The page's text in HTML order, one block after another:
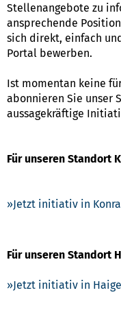
Stellenangebote zu
ansprechende
sich direkt, einfach
Portal bewerben.
Ist momentan keine
abonnieren Sie unser
aussagekräftige
Für unseren Standort
Jetzt initiativ in
Für unseren Standort
Jetzt initiativ in